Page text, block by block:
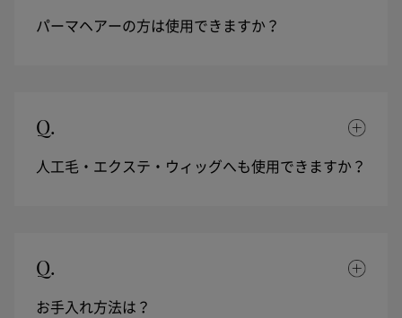
パーマヘアーの方は使用できますか？
Q.
人工毛・エクステ・ウィッグへも使用できますか？
Q.
お手入れ方法は？